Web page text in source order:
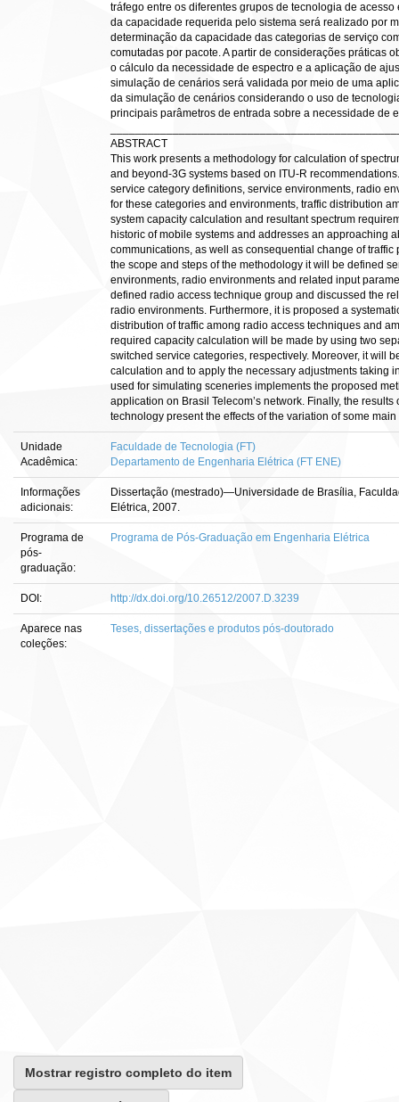
tráfego entre os diferentes grupos de tecnologia de
da capacidade requerida pelo sistema será realizado por
determinação da capacidade das categorias de serviço
comutadas por pacote. A partir de considerações práticas
o cálculo da necessidade de espectro e a aplicação de
simulação de cenários será validada por meio de uma
da simulação de cenários considerando o uso de
principais parâmetros de entrada sobre a necessidade de
ABSTRACT
This work presents a methodology for calculation of
and beyond-3G systems based on ITU-R
service category definitions, service environments, radio
for these categories and environments, traffic distribution
system capacity calculation and resultant spectrum
historic of mobile systems and addresses an approaching
communications, as well as consequential change of
the scope and steps of the methodology it will be defined
environments, radio environments and related input
defined radio access technique group and discussed the
radio environments. Furthermore, it is proposed a
distribution of traffic among radio access techniques and
required capacity calculation will be made by using two
switched service categories, respectively. Moreover, it will
calculation and to apply the necessary adjustments taking
used for simulating sceneries implements the proposed
application on Brasil Telecom’s network. Finally, the
technology present the effects of the variation of some
Unidade
Acadêmica:
Faculdade de Tecnologia (FT)
Departamento de Engenharia Elétrica (FT ENE)
Informações
adicionais:
Dissertação (mestrado)—Universidade de Brasília,
Elétrica, 2007.
Programa de
pós-
graduação:
Programa de Pós-Graduação em Engenharia Elétrica
DOI: http://dx.doi.org/10.26512/2007.D.3239
Aparece nas
coleções:
Teses, dissertações e produtos pós-doutorado
Mostrar registro completo do item